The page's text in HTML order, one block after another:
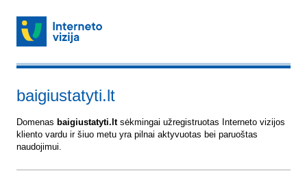
baigiustatyti.lt
Domenas baigiustatyti.ltsėkmingai užregistruotas Interneto vizijos
kliento vardu ir šiuo metu yra pilnai aktyvuotas bei paruoštas
naudojimui.